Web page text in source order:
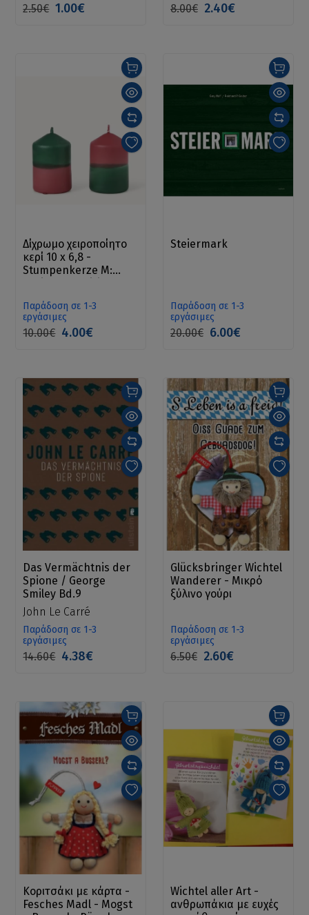
2.50€ 1.00€ 8.00€ 2.40€
Δίχρωμο χειροποίητο
κερί 10 x 6,8 -
Stumpenkerze M:
Παράδοση σε 1-3
εργάσιμες
10.00€ 4.00€
Steiermark
Παράδοση σε 1-3
εργάσιμες
20.00€ 6.00€
Das Vermächtnis der
Spione / George
Smiley Bd.9
John Le Carré
Παράδοση σε 1-3
εργάσιμες
14.60€ 4.38€
Glücksbringer Wichtel
Wanderer - Μικρό
ξύλινο γούρι
Παράδοση σε 1-3
εργάσιμες
6.50€ 2.60€
Κοριτσάκι με κάρτα -
Fesches Madl - Mogst
Wichtel aller Art -
ανθρωπάκια με ευχές